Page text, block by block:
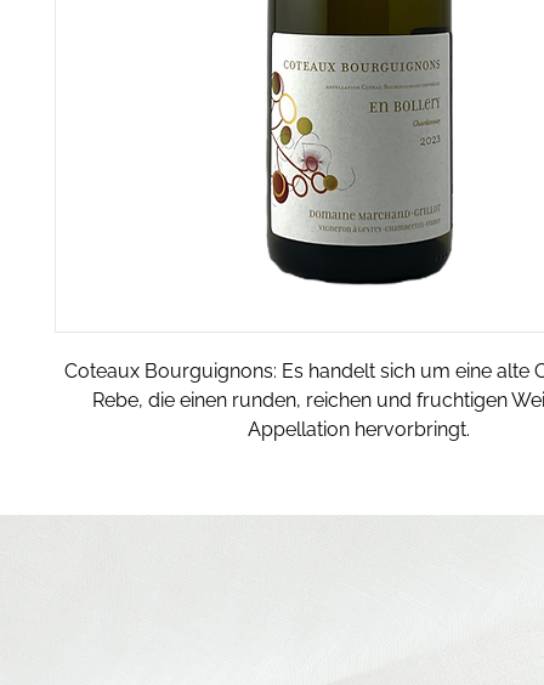
Coteaux Bourguignons: Es handelt sich um eine alte
Rebe, die einen runden, reichen und fruchtigen
Appellation hervorbringt.